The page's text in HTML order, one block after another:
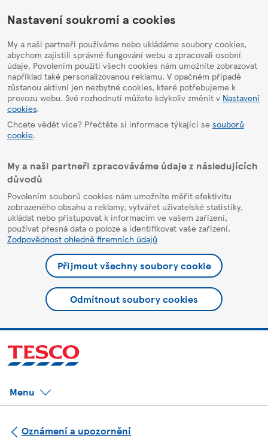
HelpPage
Nastavení soukromí a cookies
My a naši partneři používáme nebo ukládáme soubory cookies,
abychom zajistili správné fungování webu a zpracovali osobní
údaje. Povolením použití všech cookies nám umožníte zobrazovat
například také personalizovanou reklamu. V opačném případě
zůstanou aktivní jen nezbytné cookies, které potřebujeme k
provozu webu. Své rozhodnutí můžete kdykoliv změnit v Nastavení
cookies.
Chcete vědět více? Přečtěte si informace týkající se souborů
cookie.
My a naši partneři zpracováváme údaje z následujících
důvodů
Povolením souborů cookies nám umožníte měřit efektivitu
zobrazeného obsahu a reklamy, vytvářet uživatelské statistiky,
ukládat nebo přistupovat k informacím ve vašem zařízení,
používat přesná data o poloze a identifikovat vaše zařízení.
Zodpovědnost ohledně firemních údajů
Přijmout všechny soubory cookie
Odmítnout soubory cookies
Menu
Oznámení a upozornění